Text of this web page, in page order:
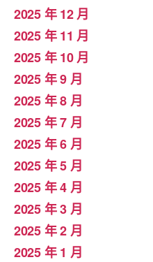
2025 年 12 月
2025 年 11 月
2025 年 10 月
2025 年 9 月
2025 年 8 月
2025 年 7 月
2025 年 6 月
2025 年 5 月
2025 年 4 月
2025 年 3 月
2025 年 2 月
2025 年 1 月